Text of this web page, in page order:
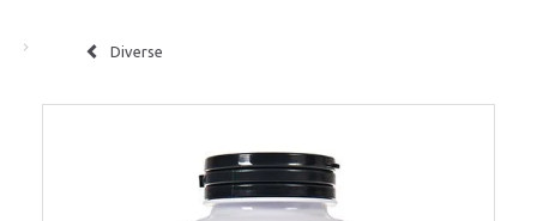
Diverse